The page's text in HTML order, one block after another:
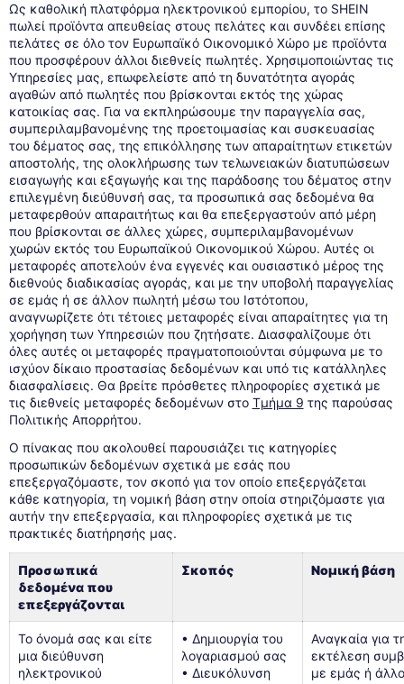
Ως καθολική πλατφόρμα ηλεκτρονικού εμπορίου, το SHEIN
πωλεί προϊόντα απευθείας στους πελάτες και συνδέει επίσης
πελάτες σε όλο τον Ευρωπαϊκό Οικονομικό Χώρο με προϊόντα
που προσφέρουν άλλοι διεθνείς πωλητές. Χρησιμοποιώντας τις
Υπηρεσίες μας, επωφελείστε από τη δυνατότητα αγοράς
αγαθών από πωλητές που βρίσκονται εκτός της χώρας
κατοικίας σας. Για να εκπληρώσουμε την παραγγελία σας,
συμπεριλαμβανομένης της προετοιμασίας και συσκευασίας
του δέματος σας, της επικόλλησης των απαραίτητων ετικετών
αποστολής, της ολοκλήρωσης των τελωνειακών διατυπώσεων
εισαγωγής και εξαγωγής και της παράδοσης του δέματος στην
επιλεγμένη διεύθυνσή σας, τα προσωπικά σας δεδομένα θα
μεταφερθούν απαραιτήτως και θα επεξεργαστούν από μέρη
που βρίσκονται σε άλλες χώρες, συμπεριλαμβανομένων
χωρών εκτός του Ευρωπαϊκού Οικονομικού Χώρου. Αυτές οι
μεταφορές αποτελούν ένα εγγενές και ουσιαστικό μέρος της
διεθνούς διαδικασίας αγοράς, και με την υποβολή παραγγελίας
σε εμάς ή σε άλλον πωλητή μέσω του Ιστότοπου,
αναγνωρίζετε ότι τέτοιες μεταφορές είναι απαραίτητες για τη
χορήγηση των Υπηρεσιών που ζητήσατε. Διασφαλίζουμε ότι
όλες αυτές οι μεταφορές πραγματοποιούνται σύμφωνα με το
ισχύον δίκαιο προστασίας δεδομένων και υπό τις κατάλληλες
διασφαλίσεις. Θα βρείτε πρόσθετες πληροφορίες σχετικά με
τις διεθνείς μεταφορές δεδομένων στο Τμήμα 9 της παρούσας
Πολιτικής Απορρήτου.
Ο πίνακας που ακολουθεί παρουσιάζει τις κατηγορίες
προσωπικών δεδομένων σχετικά με εσάς που
επεξεργαζόμαστε, τον σκοπό για τον οποίο επεξεργάζεται
κάθε κατηγορία, τη νομική βάση στην οποία στηριζόμαστε για
αυτήν την επεξεργασία, και πληροφορίες σχετικά με τις
πρακτικές διατήρησής μας.
Προσωπικά
δεδομένα που
επεξεργάζονται
Σκοπός Νομική βάση
Το όνομά σας και είτε
μια διεύθυνση
ηλεκτρονικού
• Δημιουργία του
λογαριασμού σας
• Διευκόλυνση
Αναγκαία για
εκτέλεση
με εμάς ή